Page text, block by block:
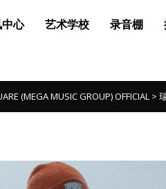
心 艺术学校 录音棚
(MEGA MUSIC GROUP) OFFICIAL >